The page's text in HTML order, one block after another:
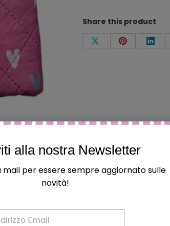
Share this product
CondividiCondividi
alla nostra Newsletter
mail per essere sempre aggiornato sulle
novità!